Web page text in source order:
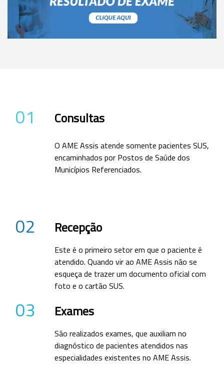
01 Consultas
O AME Assis atende somente pacientes SUS,
encaminhados por Postos de Saúde dos
Municípios Referenciados.
02 Recepção
Este é o primeiro setor em que o paciente é
atendido. Quando vir ao AME Assis não se
esqueça de trazer um documento oficial com
foto e o cartão SUS.
03 Exames
São realizados exames, que auxiliam no
diagnóstico de pacientes atendidos nas
especialidades existentes no AME Assis.